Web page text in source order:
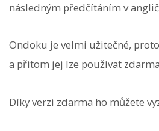
následným předčítáním v
Ondoku je velmi užitečné,
a přitom jej lze používat
Díky verzi zdarma ho můžete